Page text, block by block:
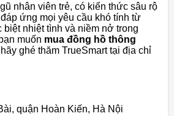
nhân viên trẻ, có kiến thức sâu rộ
ứng mọi yêu cầu khó tính từ
biệt nhiệt tình và niềm nở trong
muốn mua đồng hồ thông
ghé thăm TrueSmart tại địa chỉ
quận Hoàn Kiến, Hà Nội